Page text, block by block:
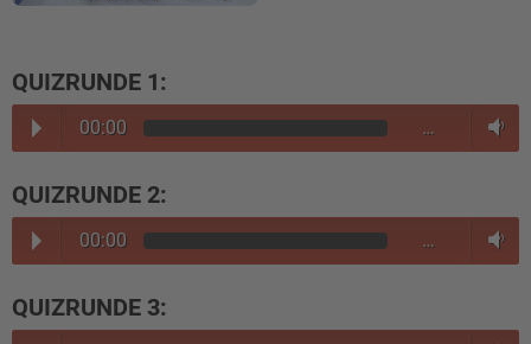
QUIZRUNDE 1:
00:00 …
QUIZRUNDE 2:
00:00 …
QUIZRUNDE 3: